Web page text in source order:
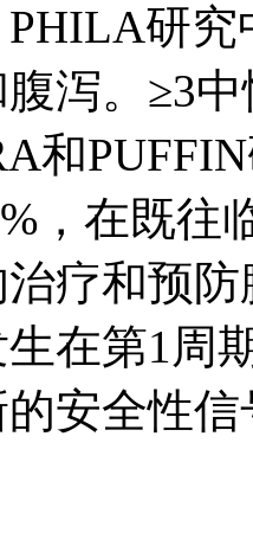
，PHILA
泻。≥3中
和
，在既
疗和预
在第1周期
安全性信